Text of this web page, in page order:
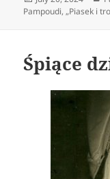
on
Pampoudi,„Piasek i
Śpiące